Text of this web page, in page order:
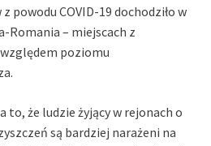
powodu COVID-19 dochodziło w
Romania – miejscach z
poziomu
to, że ludzie żyjący w rejonach o
są bardziej narażeni na